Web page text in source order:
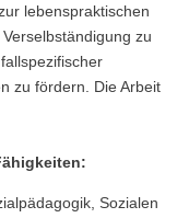
lebenspraktischen
zu
zu fördern. Die Arbeit
Sozialen